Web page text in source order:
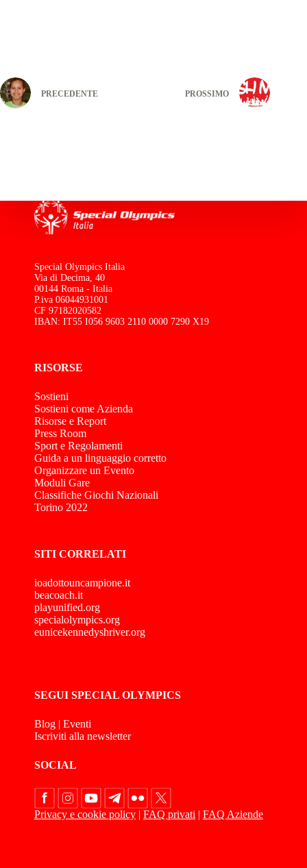
PRECEDENTE PROSSIMO
Special Olympics Italia
Via di Decima, 40
00144 Roma - Italia
P.iva 06044931001
CF 97182020582
IBAN: IT55 I056 9603 2110 0000 7290 X19
RISORSE
Sostieni
Sostieni come Azienda
Risorse e Report
Press Room
Sport e Regolamenti
Guida a un linguaggio corretto
Organizzare un Evento
Moduli Gare
Classifiche Giochi Nazionali
Torino 2022
SITI CORRELATI
ioadottouncampione.it
beacoach.it
playunified.org
specialolympics.org
eunicekennedyshriver.org
SEGUI SPECIAL OLYMPICS
Blog | Eventi
Iscriviti alla newsletter
SOCIAL
Privacy e cookie policy | FAQ privati | FAQ Aziende